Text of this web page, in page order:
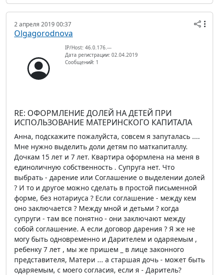
2 апреля 2019 00:37
Olgagorodnova
IP/Host: 46.0.176.---
Дата регистрации: 02.04.2019
Сообщений: 1
RE: ОФОРМЛЕНИЕ ДОЛЕЙ НА ДЕТЕЙ ПРИ
ИСПОЛЬЗОВАНИЕ МАТЕРИНСКОГО КАПИТАЛА
Анна, подскажите пожалуйста, совсем я запуталась ....
Мне нужно выделить доли детям по маткапиталлу.
Дочкам 15 лет и 7 лет. Квартира оформлена на меня в
единоличную собственность . Супруга нет. Что
выбрать - дарение или Соглашение о выделении долей
? И то и другое можно сделать в простой письменной
форме, без нотариуса ? Если соглашение - между кем
оно заключается ? Между мной и детьми ? когда
супруги - там все понятно - они заключают между
собой соглашение. А если договор дарения ? Я же не
могу быть одновременно и Дарителем и одаряемым ,
ребенку 7 лет , мы же пришем _ в лице законного
представителя, Матери ... а старшая дочь - может быть
одаряемым, с моего согласия, если я - Даритель?